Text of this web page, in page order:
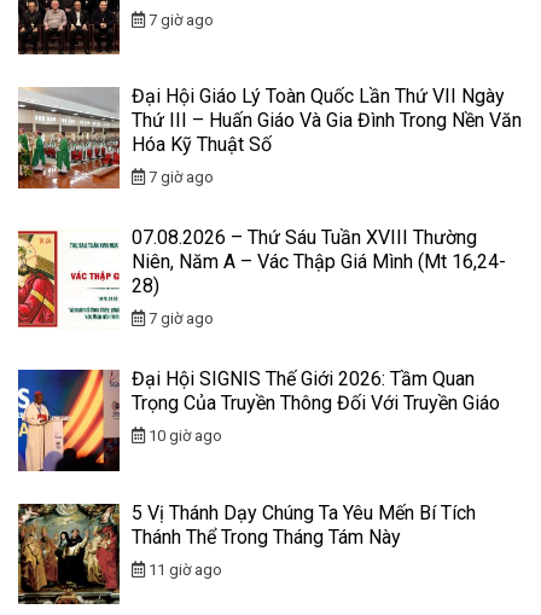
7 giờ ago
Đại Hội Giáo Lý Toàn Quốc Lần Thứ VII Ngày
Thứ III – Huấn Giáo Và Gia Đình Trong Nền Văn
Hóa Kỹ Thuật Số
7 giờ ago
07.08.2026 – Thứ Sáu Tuần XVIII Thường
Niên, Năm A – Vác Thập Giá Mình (Mt 16,24-
28)
7 giờ ago
Đại Hội SIGNIS Thế Giới 2026: Tầm Quan
Trọng Của Truyền Thông Đối Với Truyền Giáo
10 giờ ago
5 Vị Thánh Dạy Chúng Ta Yêu Mến Bí Tích
Thánh Thể Trong Tháng Tám Này
11 giờ ago